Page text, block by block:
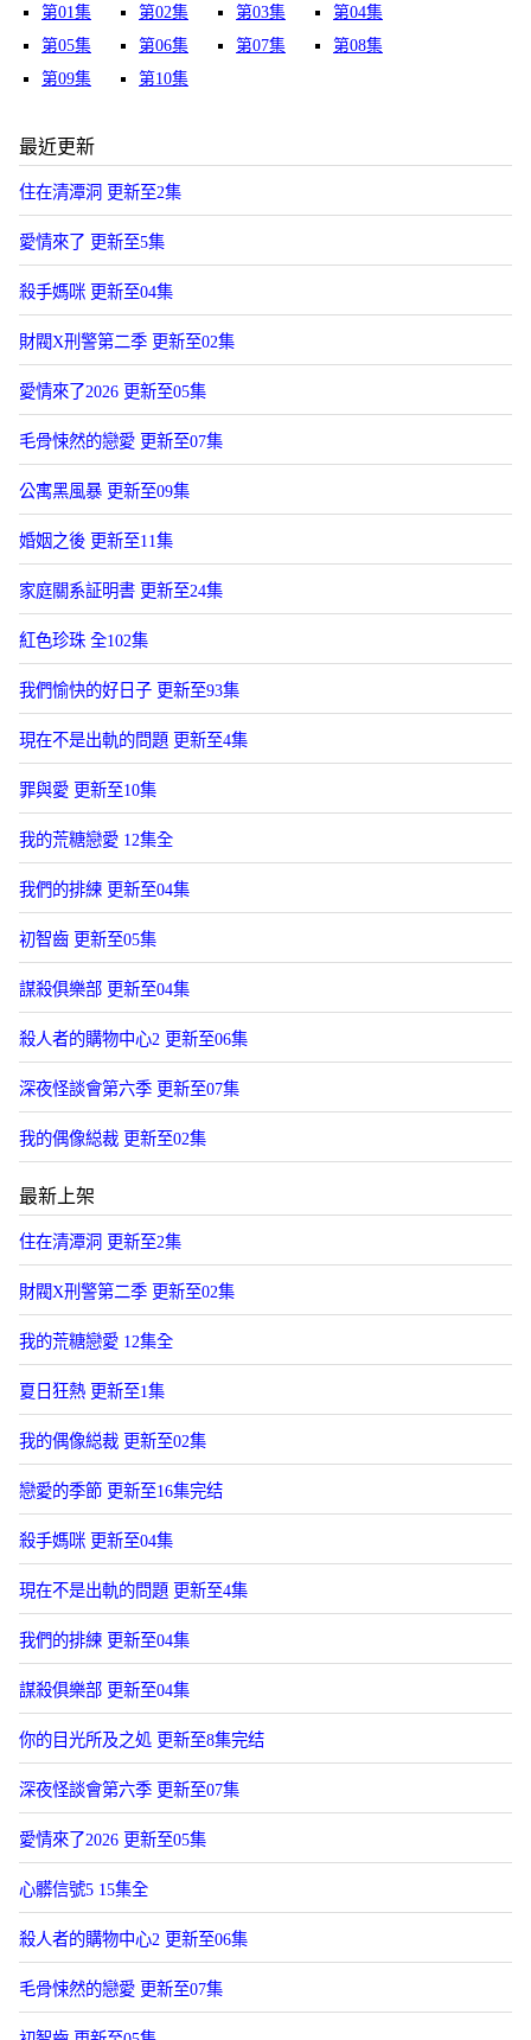
第01集
第02集 第03集
第04集
第05集
第06集 第07集
第08集
第09集
第10集
最近更新
住在清潭洞 更新至2集
愛情來了 更新至5集
殺手媽咪 更新至04集
財閥X刑警第二季 更新至02集
愛情來了2026 更新至05集
毛骨悚然的戀愛 更新至07集
公寓黑風暴 更新至09集
婚姻之後 更新至11集
家庭關系証明書 更新至24集
紅色珍珠 全102集
我們愉快的好日子 更新至93集
現在不是出軌的問題 更新至4集
罪與愛 更新至10集
我的荒糖戀愛 12集全
我們的排練 更新至04集
初智齒 更新至05集
謀殺俱樂部 更新至04集
殺人者的購物中心2 更新至06集
深夜怪談會第六季 更新至07集
我的偶像縂裁 更新至02集
最新上架
住在清潭洞 更新至2集
財閥X刑警第二季 更新至02集
我的荒糖戀愛 12集全
夏日狂熱 更新至1集
我的偶像縂裁 更新至02集
戀愛的季節 更新至16集完结
殺手媽咪 更新至04集
現在不是出軌的問題 更新至4集
我們的排練 更新至04集
謀殺俱樂部 更新至04集
你的目光所及之処 更新至8集完结
深夜怪談會第六季 更新至07集
愛情來了2026 更新至05集
心髒信號5 15集全
殺人者的購物中心2 更新至06集
毛骨悚然的戀愛 更新至07集